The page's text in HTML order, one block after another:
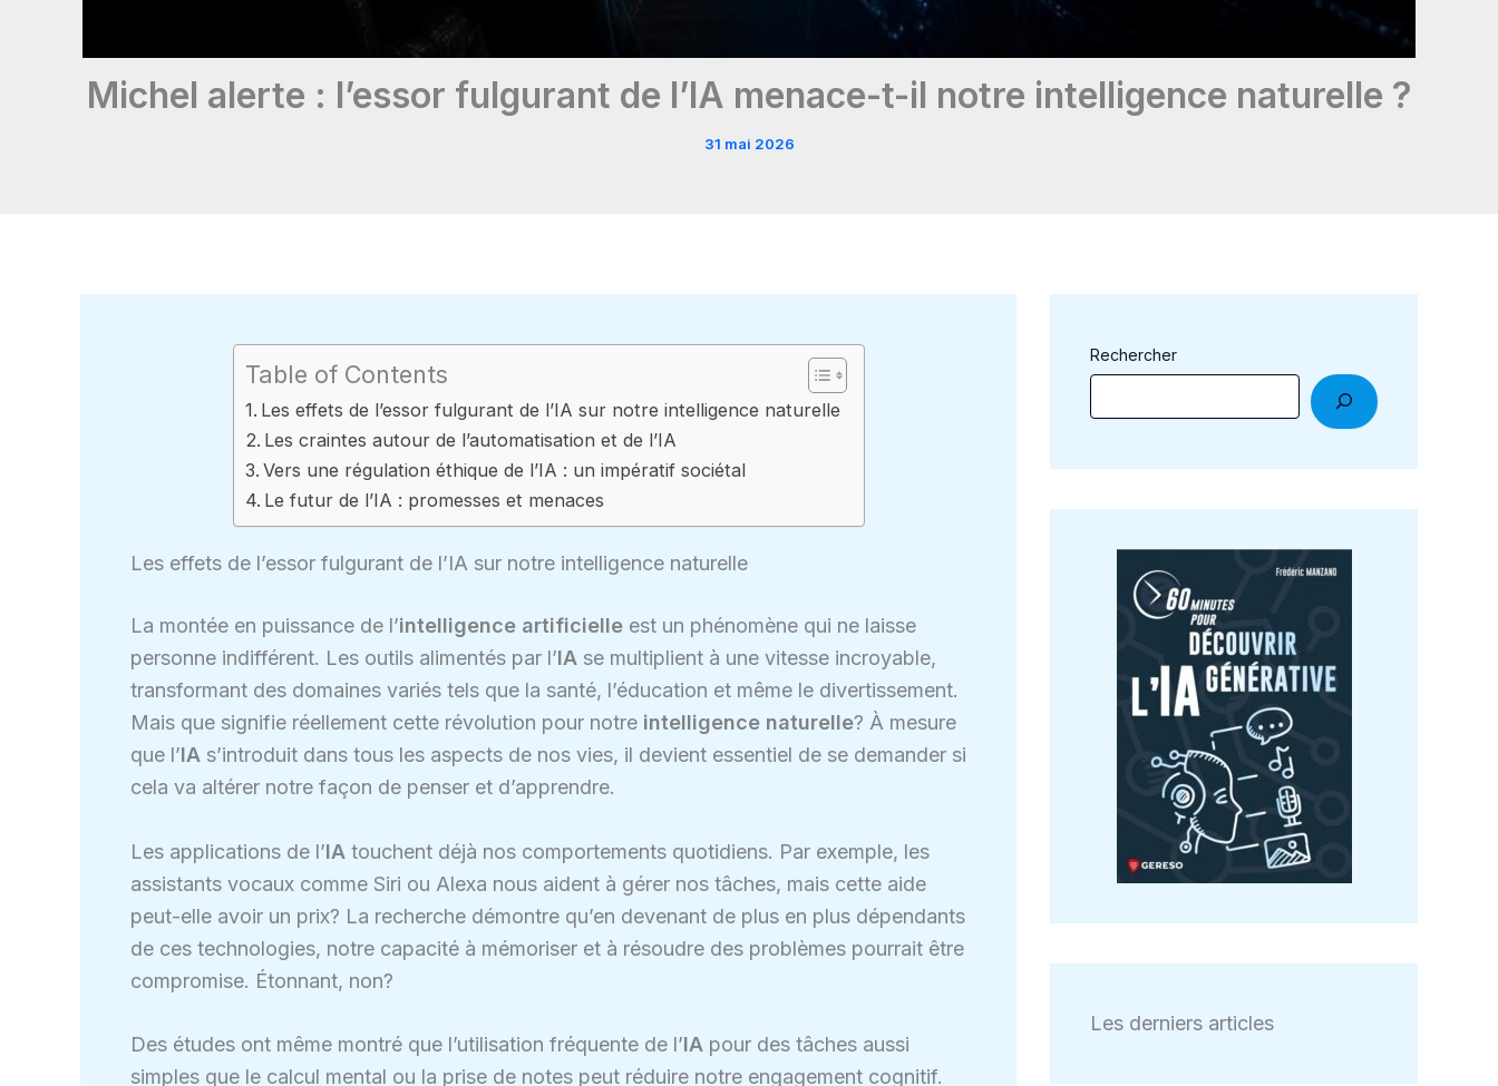
Michel alerte : l’essor fulgurant de l’IA menace-t-il notre intelligence naturelle ?
31 mai 2026
Table of Contents
Les effets de l’essor fulgurant de l’IA sur notre intelligence naturelle
Les craintes autour de l’automatisation et de l’IA
Vers une régulation éthique de l’IA : un impératif sociétal
Le futur de l’IA : promesses et menaces
Les effets de l’essor fulgurant de l’IA sur notre intelligence naturelle
La montée en puissance de l’intelligence artificielle est un phénomène qui ne laisse
personne indifférent. Les outils alimentés par l’IA se multiplient à une vitesse incroyable,
transformant des domaines variés tels que la santé, l’éducation et même le divertissement.
Mais que signifie réellement cette révolution pour notre intelligence naturelle? À mesure
que l’IA s’introduit dans tous les aspects de nos vies, il devient essentiel de se demander si
cela va altérer notre façon de penser et d’apprendre.
Les applications de l’IA touchent déjà nos comportements quotidiens. Par exemple, les
assistants vocaux comme Siri ou Alexa nous aident à gérer nos tâches, mais cette aide
peut-elle avoir un prix? La recherche démontre qu’en devenant de plus en plus dépendants
de ces technologies, notre capacité à mémoriser et à résoudre des problèmes pourrait être
compromise. Étonnant, non?
Des études ont même montré que l’utilisation fréquente de l’IA pour des tâches aussi
simples que le calcul mental ou la prise de notes peut réduire notre engagement cognitif.
Rechercher
Les derniers articles